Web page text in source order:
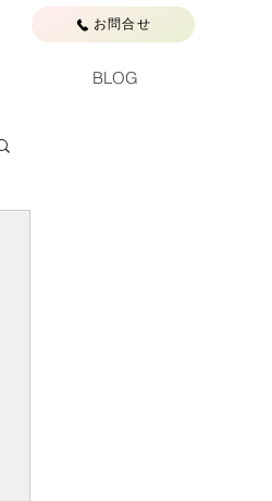
お問合せ
BLOG